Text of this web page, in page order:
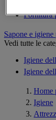
Fornitura
Sapone e igiene
Vedi tutte le
Igiene
Igiene
Home
Igiene